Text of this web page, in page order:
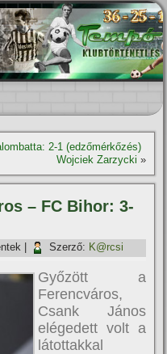
2-1 (edzőmérkőzés)
Wojciek Zarzycki »
– FC Bihor: 3-
Szerző: K@rcsi
Győzött a
Ferencváros,
Csank János
elégedett volt a
látottakkal